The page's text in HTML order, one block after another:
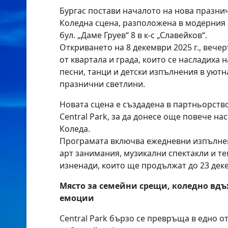
Бургас постави началото на нова
Коледна сцена, разположена в
бул. „Даме Груев“ 8 в к-с „Славейков“.
Откриването на 8 декември 2025 г.,
от квартала и града, които се насладиха
песни, танци и детски изпълнения в
празнични светлини.
Новата сцена е създадена в
Central Park, за да донесе още повече
Коледа.
Програмата включва ежедневни
арт занимания, музикални спектакли и
изненади, които ще продължат до 23
Място за семейни срещи, коледно
емоции
Central Park бързо се превръща в едно